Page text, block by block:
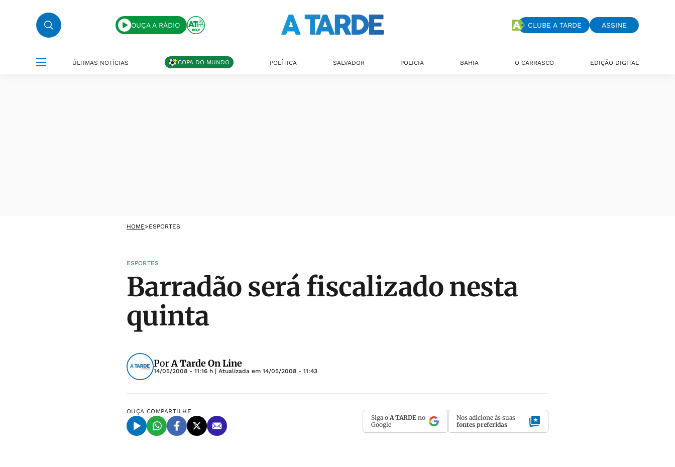
OUÇA A RÁDIO CLUBE A TARDE ASSINE
ÚLTIMAS NOTÍCIAS COPA DO MUNDO POLÍTICA SALVADOR POLÍCIA BAHIA O CARRASCO EDIÇÃO DIGITAL
HOME>ESPORTES
ESPORTES
Barradão será fiscalizado nesta
quinta
PorA Tarde On Line
14/05/2008 - 11:16 h | Atualizada em 14/05/2008 - 11:43
OUÇA COMPARTILHE
Siga o A TARDE no
Google
Nos adicione às suas
fontes preferidas